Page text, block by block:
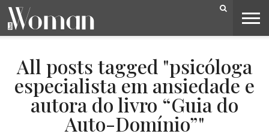
BELEZA
CAPA
LIFESTYLE
MODA
OPINIÃO
PESSOAS
SOCIEDADE
VIDEOS
All posts tagged "psicóloga
especialista em ansiedade e
autora do livro “Guia do
Auto-Domínio”"